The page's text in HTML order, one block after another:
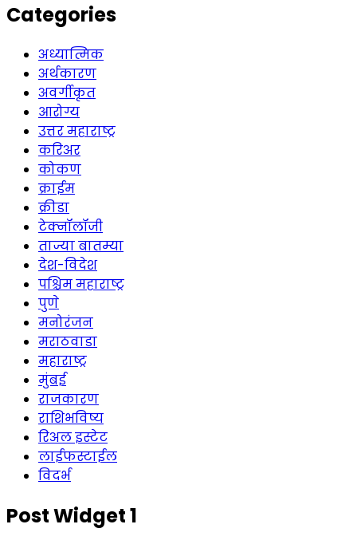
Categories
अध्यात्मिक
अर्थकारण
अवर्गीकृत
आरोग्य
उत्तर महाराष्ट्र
करिअर
कोकण
क्राईम
क्रीडा
टेक्नॉलॉजी
ताज्या बातम्या
देश-विदेश
पश्चिम महाराष्ट्र
पुणे
मनोरंजन
मराठवाडा
महाराष्ट्र
मुंबई
राजकारण
राशिभविष्य
रिअल इस्टेट
लाईफस्टाईल
विदर्भ
Post Widget 1